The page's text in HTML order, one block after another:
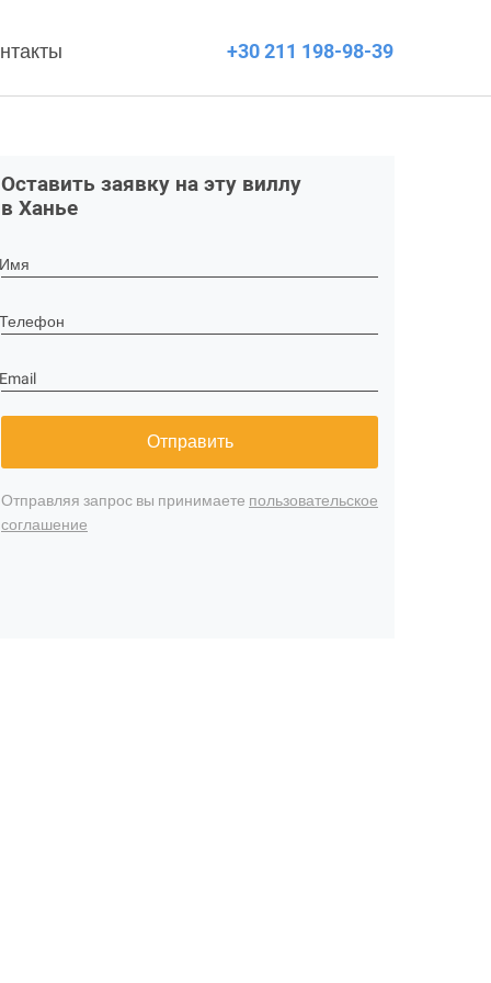
+30 211 198-98-39
Оставить заявку на эту виллу
в Ханье
Имя
Телефон
Email
Отправить
Отправляя запрос вы принимаете пользовательское
соглашение